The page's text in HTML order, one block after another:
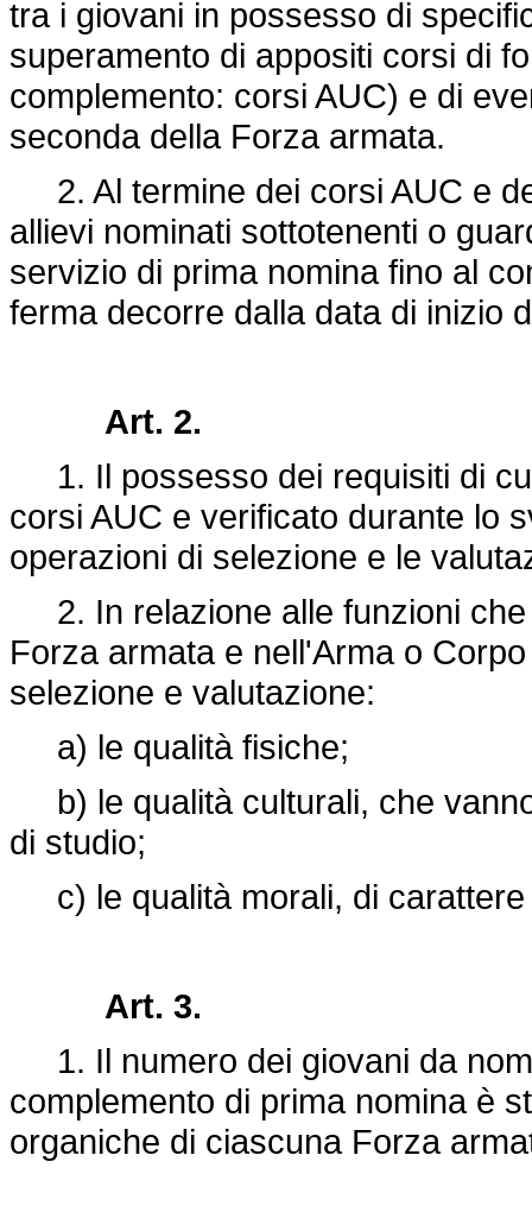
tra i giovani in possesso di
superamento di appositi corsi di
complemento: corsi AUC) e di
seconda della Forza armata.
2. Al termine dei corsi AUC e
allievi nominati sottotenenti o
servizio di prima nomina fino al
ferma decorre dalla data di inizio
Art. 2.
1. Il possesso dei requisiti di
corsi AUC e verificato durante lo
operazioni di selezione e le
2. In relazione alle funzioni che
Forza armata e nell'Arma o
selezione e valutazione:
a) le qualità fisiche;
b) le qualità culturali, che
di studio;
c) le qualità morali, di carattere
Art. 3.
1. Il numero dei giovani da
complemento di prima nomina è
organiche di ciascuna Forza